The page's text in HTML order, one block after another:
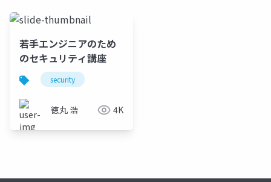
若手エンジニアのため
のセキュリティ講座
security
徳丸 浩 4K